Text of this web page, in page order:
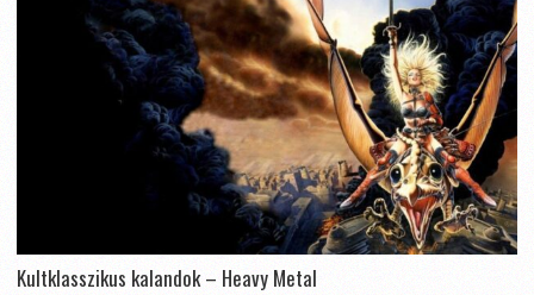
Kultklasszikus kalandok – Heavy Metal